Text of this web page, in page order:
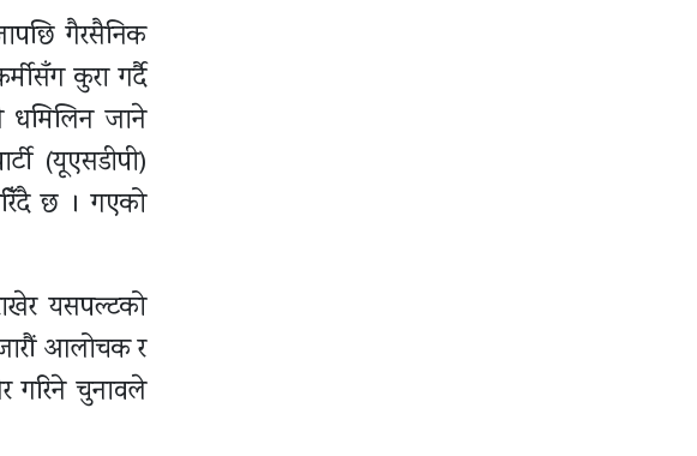
गैरसैनिक
कुरा गर्दै
धमिलिन जाने
(यूएसडीपी)
छ । गएको
यसपल्टको
आलोचक र
गरिने चुनावले